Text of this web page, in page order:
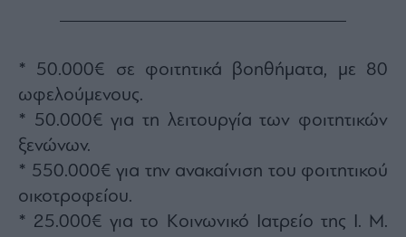
* 50.000€ σε φοιτητικά βοηθήματα, με 80
ωφελούμενους.
* 50.000€ για τη λειτουργία των φοιτητικών
ξενώνων.
* 550.000€ για την ανακαίνιση του φοιτητικού
οικοτροφείου.
* 25.000€ για το Κοινωνικό Ιατρείο της Ι. Μ.